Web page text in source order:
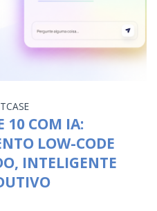
10 COM IA:
LOW-CODE
INTELIGENTE